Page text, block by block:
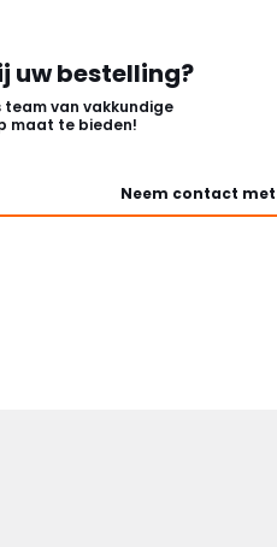
uw bestelling?
team van vakkundige
maat te bieden!
Neem contact